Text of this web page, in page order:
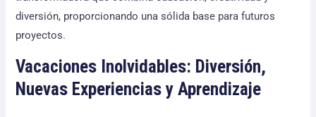
diversión, proporcionando una sólida base para futuros
proyectos.
Vacaciones Inolvidables: Diversión,
Nuevas Experiencias y Aprendizaje